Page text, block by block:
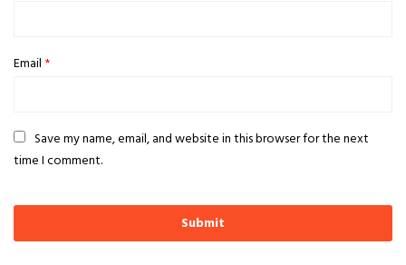
Email *
Save my name, email, and website in this browser for the next
time I comment.